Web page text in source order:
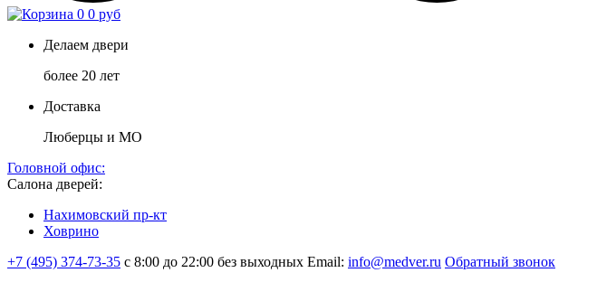
0 0 руб
Делаем двери
более 20 лет
Доставка
Люберцы и МО
Головной офис:
Салона дверей:
Нахимовский пр-кт
Ховрино
+7 (495) 374-73-35 с 8:00 до 22:00 без выходных Email: info@medver.ru Обратный звонок